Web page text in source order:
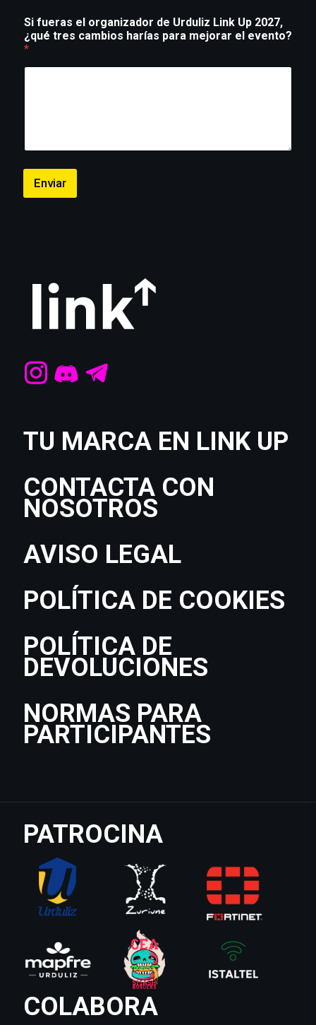
Si fueras el organizador de Urduliz Link Up 2027,
¿qué tres cambios harías para mejorar el evento?
*
Enviar
TU MARCA EN LINK UP
CONTACTA CON
NOSOTROS
AVISO LEGAL
POLÍTICA DE COOKIES
POLÍTICA DE
DEVOLUCIONES
NORMAS PARA
PARTICIPANTES
PATROCINA
COLABORA